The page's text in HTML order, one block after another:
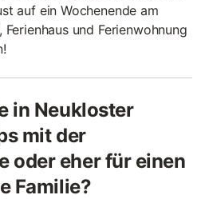
auf ein Wochenende am
und Ferienwohnung
in Neukloster
mit der
oder eher für einen
Familie?